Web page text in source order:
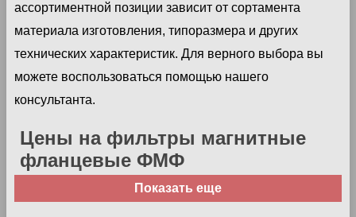
ассортиментной позиции зависит от сортамента
материала изготовления, типоразмера и других
технических характеристик. Для верного выбора вы
можете воспользоваться помощью нашего
консультанта.
Цены на фильтры магнитные
фланцевые ФМФ
Показать еще